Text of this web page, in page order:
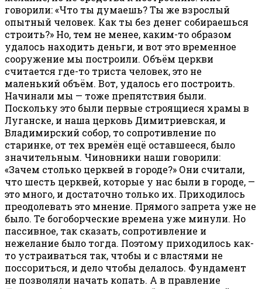
говорили: «Что ты думаешь? Ты же взрослый
опытный человек. Как ты без денег собираешься
строить?» Но, тем не менее, каким-то образом
удалось находить деньги, и вот это временное
сооружение мы построили. Объём церкви
считается где-то триста человек, это не
маленький объём. Вот, удалось его построить.
Начинали мы — тоже препятствия были.
Поскольку это были первые строящиеся храмы в
Луганске, и наша церковь Димитриевская, и
Владимирский собор, то сопротивление по
старинке, от тех времён ещё оставшееся, было
значительным. Чиновники наши говорили:
«Зачем столько церквей в городе?» Они считали,
что шесть церквей, которые у нас были в городе, —
это много, и достаточно только их. Приходилось
преодолевать это мнение. Прямого запрета уже не
было. Те богоборческие времена уже минули. Но
пассивное, так сказать, сопротивление и
нежелание было тогда. Поэтому приходилось как-
то устраиваться так, чтобы и с властями не
поссориться, и дело чтобы делалось. Фундамент
не позволяли начать копать. А в правление